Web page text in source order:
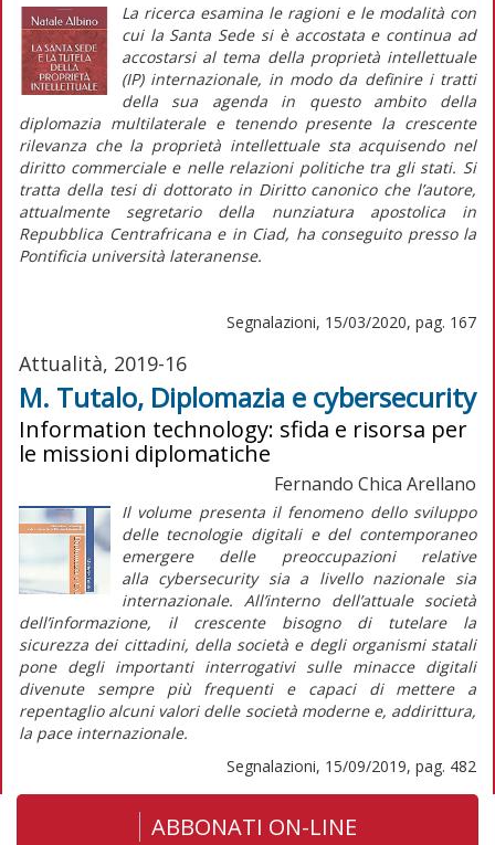
La ricerca esamina le ragioni e le modalità con
cui la Santa Sede si è accostata e continua ad
accostarsi al tema della proprietà intellettuale
(IP) internazionale, in modo da definire i tratti
della sua agenda in questo ambito della
diplomazia multilaterale e tenendo presente la crescente
rilevanza che la proprietà intellettuale sta acquisendo nel
diritto commerciale e nelle relazioni politiche tra gli stati. Si
tratta della tesi di dottorato in Diritto canonico che l’autore,
attualmente segretario della nunziatura apostolica in
Repubblica Centrafricana e in Ciad, ha conseguito presso la
Pontificia università lateranense.
Segnalazioni, 15/03/2020, pag. 167
Attualità, 2019-16
M. Tutalo, Diplomazia e cybersecurity
Information technology: sfida e risorsa per
le missioni diplomatiche
Fernando Chica Arellano
Il volume presenta il fenomeno dello sviluppo
delle tecnologie digitali e del contemporaneo
emergere delle preoccupazioni relative
alla cybersecuritysia a livello nazionale sia
internazionale. All’interno dell’attuale società
dell’informazione, il crescente bisogno di tutelare la
sicurezza dei cittadini, della società e degli organismi statali
pone degli importanti interrogativi sulle minacce digitali
divenute sempre più frequenti e capaci di mettere a
repentaglio alcuni valori delle società moderne e, addirittura,
la pace internazionale.
Segnalazioni, 15/09/2019, pag. 482
ABBONATI ON-LINE